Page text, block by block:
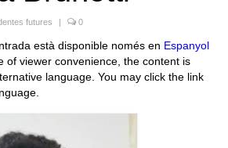
futures | 0
està disponible només en Espanyol
of viewer convenience, the content is
language. You may click the link